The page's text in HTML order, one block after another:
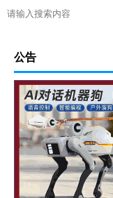
公告